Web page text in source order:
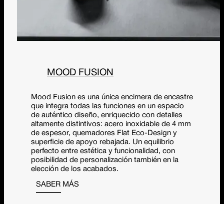
MOOD FUSION
Mood Fusion es una única encimera de encastre
que integra todas las funciones en un espacio
de auténtico diseño, enriquecido con detalles
altamente distintivos: acero inoxidable de 4 mm
de espesor, quemadores Flat Eco-Design y
superficie de apoyo rebajada. Un equilibrio
perfecto entre estética y funcionalidad, con
posibilidad de personalización también en la
elección de los acabados.
SABER MÁS